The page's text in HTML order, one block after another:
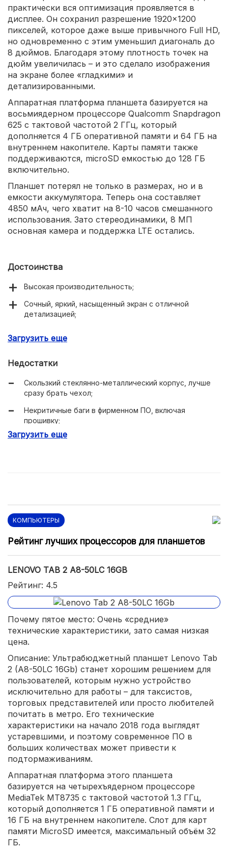
практически вся оптимизация проявляется в
дисплее. Он сохранил разрешение 1920×1200
пикселей, которое даже выше привычного Full HD,
но одновременно с этим уменьшил диагональ до
8 дюймов. Благодаря этому плотность точек на
дюйм увеличилась – и это сделало изображения
на экране более «гладкими» и
детализированными.
Аппаратная платформа планшета базируется на
восьмиядерном процессоре Qualcomm Snapdragon
625 с тактовой частотой 2 ГГц, который
дополняется 4 ГБ оперативной памяти и 64 ГБ на
внутреннем накопителе. Карты памяти также
поддерживаются, microSD емкостью до 128 ГБ
включительно.
Планшет потерял не только в размерах, но и в
емкости аккумулятора. Теперь она составляет
4850 мАч, чего хватит на 8-10 часов смешанного
использования. Зато стереодинамики, 8 МП
основная камера и поддержка LTE остались.
Достоинства
Высокая производительность;
Сочный, яркий, насыщенный экран с отличной
детализацией;
Bluetooth);
Загрузить еще
Недостатки
Скользкий стеклянно-металлический корпус, лучше
сразу брать чехол;
Некритичные баги в фирменном ПО, включая
прошивку;
Среднее качество камеры;
Загрузить еще
КОМПЬЮТЕРЫ
Рейтинг лучших процессоров для планшетов
LENOVO TAB 2 A8-50LC 16GB
Рейтинг: 4.5
Почему пятое место: Очень «средние»
технические характеристики, зато самая низкая
цена.
Описание: Ультрабюджетный планшет Lenovo Tab
2 (A8-50LC 16Gb) станет хорошим решением для
пользователей, которым нужно устройство
исключительно для работы – для таксистов,
торговых представителей или просто любителей
почитать в метро. Его технические
характеристики на начало 2018 года выглядят
устаревшими, и поэтому современное ПО в
больших количествах может привести к
подтормаживаниям.
Аппаратная платформа этого планшета
базируется на четырехъядерном процессоре
MediaTek MT8735 с тактовой частотой 1.3 ГГц,
который дополняется 1 ГБ оперативной памяти и
16 ГБ на внутреннем накопителе. Слот для карт
памяти MicroSD имеется, максимальный объём 32
ГБ.